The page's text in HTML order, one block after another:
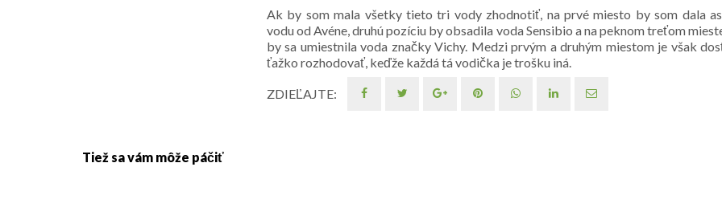
Ak by som mala všetky tieto tri vody zhodnotiť, na prvé miesto by som dala
vodu od Avéne, druhú pozíciu by obsadila voda Sensibio a na peknom treťom
by sa umiestnila voda značky Vichy. Medzi prvým a druhým miestom je však
ťažko rozhodovať, keďže každá tá vodička je trošku iná.
ZDIEĽAJTE:
Tiež sa vám môže páčiť